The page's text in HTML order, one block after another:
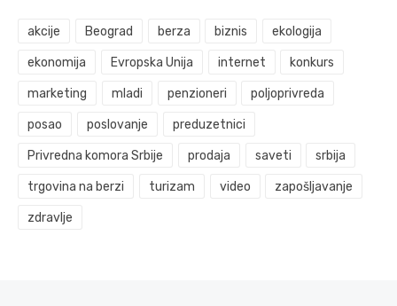
akcije Beograd berza biznis ekologija
ekonomija Evropska Unija internet konkurs
marketing mladi penzioneri poljoprivreda
posao poslovanje preduzetnici
Privredna komora Srbije prodaja saveti srbija
trgovina na berzi turizam video zapošljavanje
zdravlje